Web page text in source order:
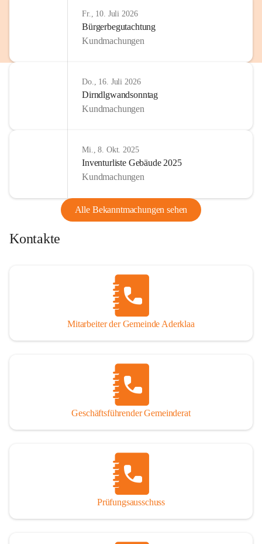
Fr., 10. Juli 2026
Bürgerbegutachtung
Kundmachungen
Do., 16. Juli 2026
Dirndlgwandsonntag
Kundmachungen
Mi., 8. Okt. 2025
Inventurliste Gebäude 2025
Kundmachungen
Alle Bekanntmachungen sehen
Kontakte
Mitarbeiter der Gemeinde Aderklaa
Geschäftsführender Gemeinderat
Prüfungsausschuss